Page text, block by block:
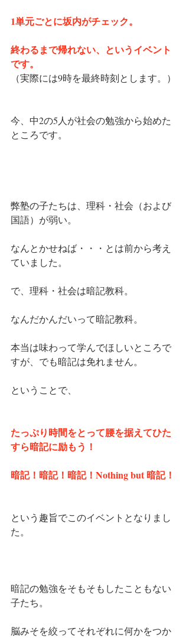
1単元ごとに坂内がチェック。
終わるまで帰れない、というイベント
です。
（実際には9時を最終時刻とします。）
今、中2の5人が社会の勉強から始めた
ところです。
弊塾の子たちは、理科・社会（および
国語）が弱い。
なんとかせねば・・・とは前から考え
ていました。
で、理科・社会は暗記教科。
なんだかんだいって暗記教科。
本当は味わって学んでほしいところで
すが、でも暗記は免れません。
ということで、
たっぷり時間をとって腰を据えてひた
すら暗記に励もう！
暗記！暗記！暗記！Nothing but 暗記！
という趣旨でこのイベントとなりまし
た。
暗記の勉強をそもそもしたこともない
子たち。
脳みそを絞ってそれぞれに何かをつか